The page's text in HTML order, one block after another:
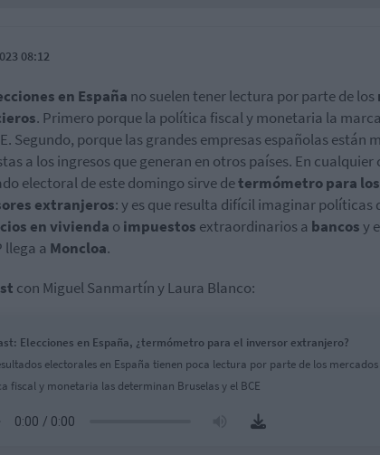
08:12
en España no suelen tener lectura por parte de los
. Primero porque la política fiscal y monetaria la
Segundo, porque las grandes empresas españolas están
a los ingresos que generan en otros países. En cualquier
electoral de este domingo sirve determómetro para los
extranjeros: y es que resulta difícil imaginar políticas
en vivienda o impuestos extraordinarios a bancosy
llega a Moncloa.
con Miguel Sanmartín y Laura Blanco:
Elecciones en España, ¿termómetro para el inversor extranjero?
electorales en España tienen poca lectura por parte de los
fiscal y monetaria las determinan Bruselas y el BCE